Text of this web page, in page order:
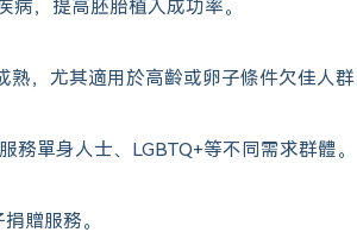
病，提高胚胎植入成功率。
熟，尤其適用於高齡或卵子條件欠佳人群
務單身人士、LGBTQ+等不同需求群體。
贈服務。